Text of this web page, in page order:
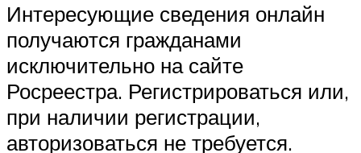
Интересующие сведения онлайн
получаются гражданами
исключительно на сайте
Росреестра. Регистрироваться или,
при наличии регистрации,
авторизоваться не требуется.